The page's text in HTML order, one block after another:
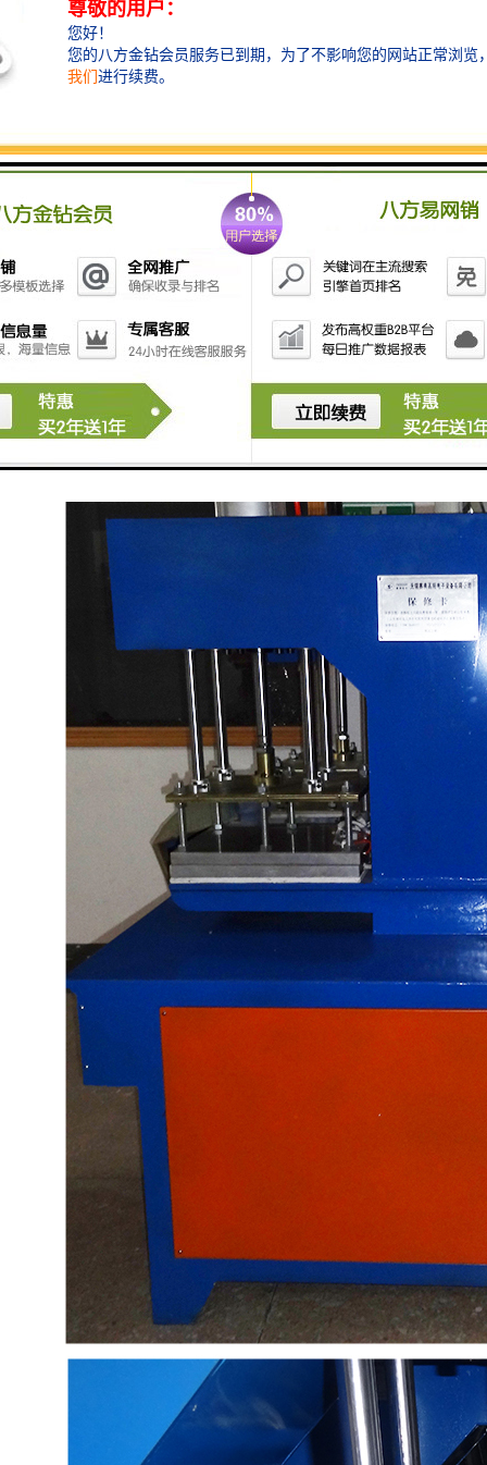
旧会有一定的压力施加于两个工件上，使刚刚热合好的
部分冷却、固化，从而形成紧密地结合。